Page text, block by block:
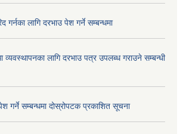
गर्नका लागि दरभाउ पेश गर्ने सम्बन्धमा
व्यवस्थापनका लागि दरभाउ पत्र उपलब्ध गराउने सम्बन्धी
गर्ने सम्बन्धमा दोस्रोपटक प्रकाशित सूचना